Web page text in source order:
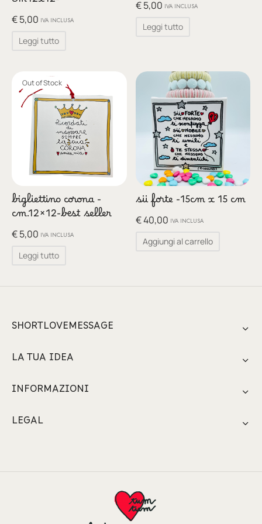
€5,00 IVA INCLUSA
Leggi tutto
€5,00 IVA INCLUSA
Leggi tutto
Out of Stock
bigliettino corona -
cm.12×12-best seller
€5,00 IVA INCLUSA
Leggi tutto
sii forte -15cm x 15 cm
€40,00 IVA INCLUSA
Aggiungi al carrello
SHORTLOVEMESSAGE
LA TUA IDEA
INFORMAZIONI
LEGAL
pezzi unici
Felici